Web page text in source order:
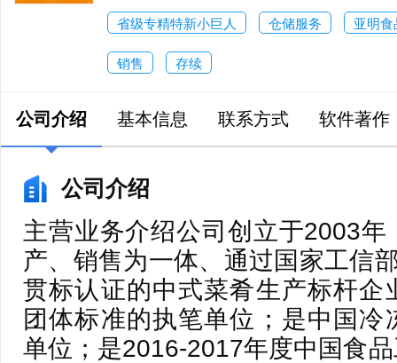
省级专精特新小巨人 仓储服务 亚明食
销售 存续
公司介绍 基本信息 联系方式 软件著作
公司介绍
主营业务介绍公司创立于2003
产、销售为一体、通过国家工信
贯标认证的中式菜肴生产标杆企
团体标准的执笔单位；是中国冷
单位；是2016-2017年度中国食